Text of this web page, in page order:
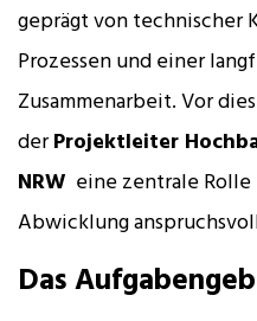
geprägt von
Prozessen und einer
Zusammenarbeit. Vor
derProjektleiter
NRW eine zentrale
Abwicklung
Das